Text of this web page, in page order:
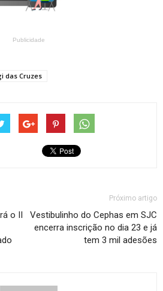
Publicidade
das Cruzes
o II
Próximo artigo
Vestibulinho do Cephas em SJC
encerra inscrição no dia 23 e já
tem 3 mil adesões